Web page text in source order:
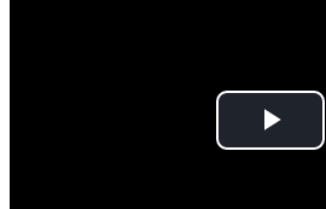
Play